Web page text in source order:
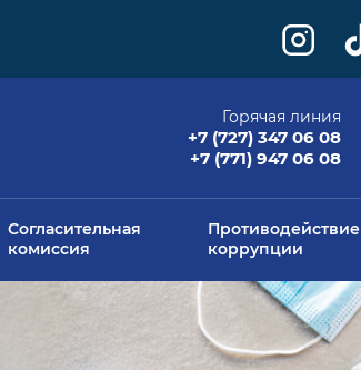
Согласительная
комиссия
Противодействие
коррупции
Горячая линия
+7 (727) 347 06 08
+7 (771) 947 06 08